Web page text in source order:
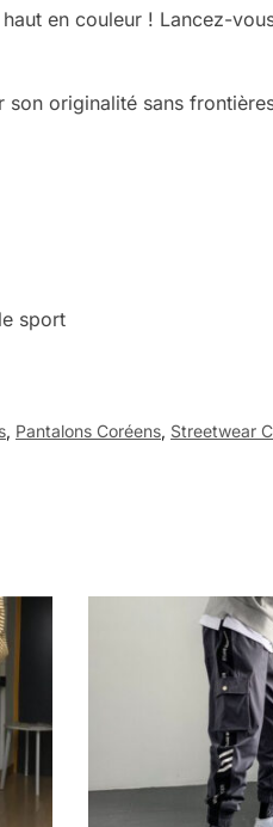
en couleur ! Lancez-
originalité sans
sport
, Pantalons Coréens, Streetwear